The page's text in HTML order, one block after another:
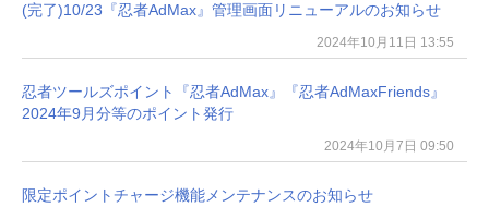
(完了)10/23『忍者AdMax』管理画面リニューアルのお知らせ
2024年10月11日 13:55
忍者ツールズポイント『忍者AdMax』『忍者AdMaxFriends』
2024年9月分等のポイント発行
2024年10月7日 09:50
限定ポイントチャージ機能メンテナンスのお知らせ